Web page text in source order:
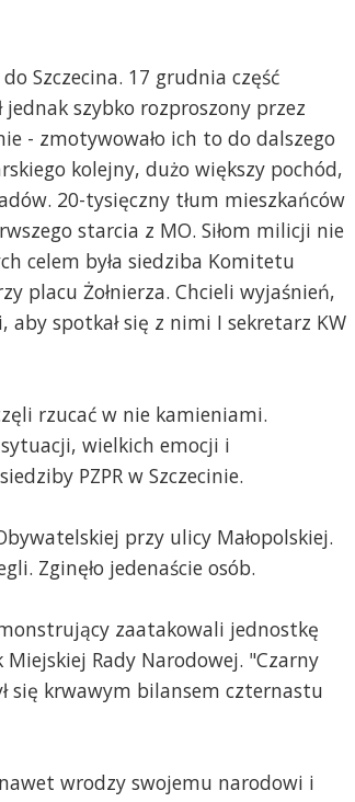
Szczecina. 17 grudnia część
szybko rozproszony przez
- zmotywowało ich to do dalszego
kolejny, dużo większy pochód,
20-tysięczny tłum mieszkańców
starcia z MO. Siłom milicji nie
celem była siedziba Komitetu
placu Żołnierza. Chcieli wyjaśnień,
aby spotkał się z nimi I sekretarz KW
rzucać w nie kamieniami.
wielkich emocji i
PZPR w Szczecinie.
przy ulicy Małopolskiej.
Zginęło jedenaście osób.
zaatakowali jednostkę
Rady Narodowej. "Czarny
się krwawym bilansem czternastu
wrodzy swojemu narodowi i